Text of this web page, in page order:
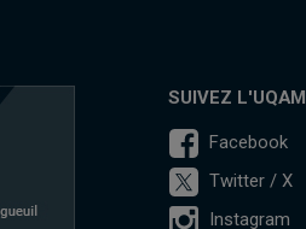
SUIVEZ L'UQAM
Facebook
Twitter / X
Instagram